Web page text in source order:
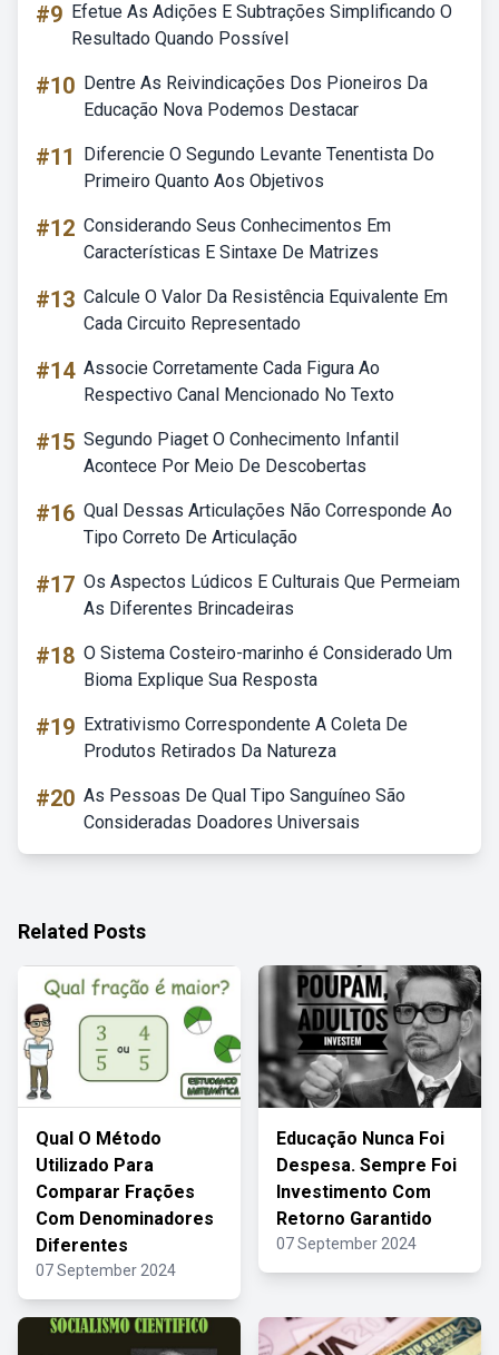
#9 Efetue As Adições E Subtrações Simplificando O
Resultado Quando Possível
#10 Dentre As Reivindicações Dos Pioneiros Da
Educação Nova Podemos Destacar
#11
Diferencie O Segundo Levante Tenentista Do
Primeiro Quanto Aos Objetivos
#12 Considerando Seus Conhecimentos Em
Características E Sintaxe De Matrizes
#13 Calcule O Valor Da Resistência Equivalente Em
Cada Circuito Representado
#14 Associe Corretamente Cada Figura Ao
Respectivo Canal Mencionado No Texto
#15 Segundo Piaget O Conhecimento Infantil
Acontece Por Meio De Descobertas
#16 Qual Dessas Articulações Não Corresponde Ao
Tipo Correto De Articulação
#17 Os Aspectos Lúdicos E Culturais Que Permeiam
As Diferentes Brincadeiras
#18 O Sistema Costeiro-marinho é Considerado Um
Bioma Explique Sua Resposta
#19 Extrativismo Correspondente A Coleta De
Produtos Retirados Da Natureza
#20 As Pessoas De Qual Tipo Sanguíneo São
Consideradas Doadores Universais
Related Posts
Qual O Método
Utilizado Para
Comparar Frações
Com Denominadores
Diferentes
07 September 2024
Educação Nunca Foi
Despesa. Sempre Foi
Investimento Com
Retorno Garantido
07 September 2024